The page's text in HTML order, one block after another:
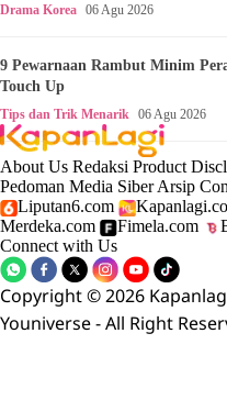
Drama Korea 06 Agu 2026
9 Pewarnaan Rambut Minim
Touch Up
Tips dan Trik Menarik 06 Agu 2026
About Us Redaksi Product
Pedoman Media Siber Arsip
Liputan6.com
Merdeka.com
Fimela.com
Connect with Us
Copyright © 2026
Youniverse - All Right